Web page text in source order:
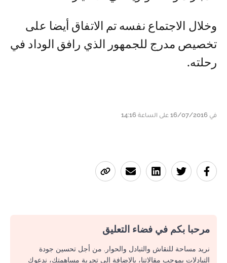
وخلال الاجتماع نفسه تم الاتفاق أيضا على
تخصيص مدرج للجمهور الذي رافق الوداد في
رحلته.
في 16/07/2016 على الساعة 14:16
مرحبا بكم في فضاء التعليق
نريد مساحة للنقاش والتبادل والحوار. من أجل تحسين جودة
التبادلات بموجب مقالاتنا، بالإضافة إلى تجربة مساهمتك، ندعوك